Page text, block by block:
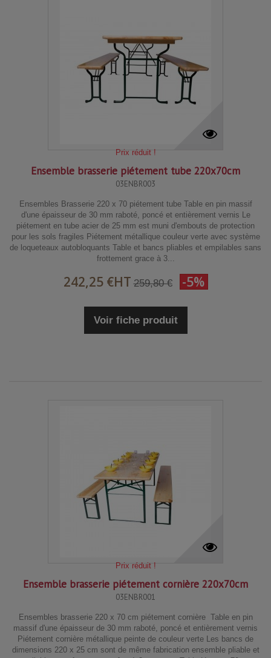
Prix réduit !
Ensemble brasserie piétement tube 220x70cm
03ENBR003
Ensembles Brasserie 220 x 70 piétement tube Table en pin massif
d'une épaisseur de 30 mm raboté, poncé et entièrement vernis Le
piétement en tube acier de 25 mm est muni d'embouts de protection
pour les sols fragiles Piétement métallique couleur verte avec système
de loqueteaux autobloquants Table et bancs pliables et empilables sans
frottement grace à 3...
242,25 €HT 259,80 € -5%
Voir fiche produit
Prix réduit !
Ensemble brasserie piétement cornière 220x70cm
03ENBR001
Ensembles brasserie 220 x 70 cm piétement cornière Table en pin
massif d'une épaisseur de 30 mm raboté, poncé et entièrement vernis
Piétement cornière métallique peinte de couleur verte Les bancs de
dimensions 220 x 25 cm sont de même fabrication ensemble pliable et